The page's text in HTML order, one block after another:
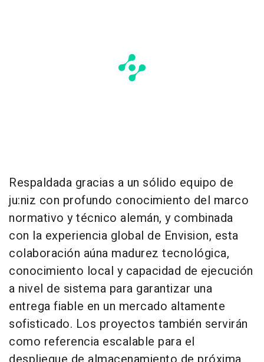
Respaldada gracias a un sólido equipo de
ju:niz con profundo conocimiento del marco
normativo y técnico alemán, y combinada
con la experiencia global de Envision, esta
colaboración aúna madurez tecnológica,
conocimiento local y capacidad de ejecución
a nivel de sistema para garantizar una
entrega fiable en un mercado altamente
sofisticado. Los proyectos también servirán
como referencia escalable para el